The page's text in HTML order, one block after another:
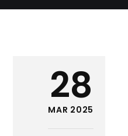
28
MAR 2025